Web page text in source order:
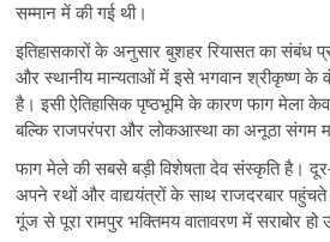
सम्मान में की गई थी।
इतिहासकारों के अनुसार बुशहर रियासत का संबंध
और स्थानीय मान्यताओं में इसे भगवान श्रीकृष्ण के
है। इसी ऐतिहासिक पृष्ठभूमि के कारण फाग मेला
बल्कि राजपरंपरा और लोकआस्था का अनूठा संगम
फाग मेले की सबसे बड़ी विशेषता देव संस्कृति है।
अपने रथों और वाद्ययंत्रों के साथ राजदरबार
गूंज से पूरा रामपुर भक्तिमय वातावरण में सराबोर हो